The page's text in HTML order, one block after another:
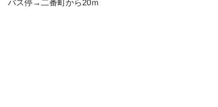
バス停→二番町から20ｍ